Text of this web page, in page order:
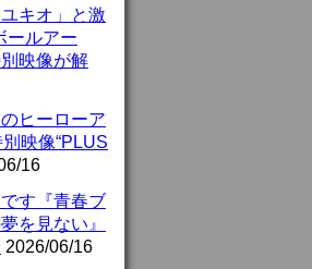
キオ」と激
ルアー
映像が解
ヒーローア
映像“PLUS
16
す『青春ブ
を見ない』
2026/06/16